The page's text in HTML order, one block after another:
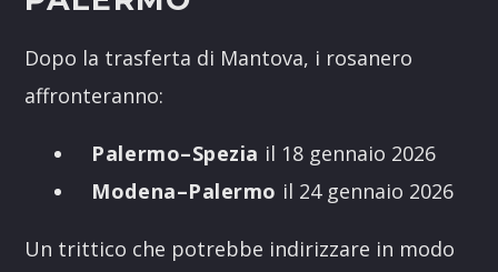
Dopo la trasferta di Mantova, i rosanero
affronteranno:
Palermo–Spezia il 18 gennaio 2026
Modena–Palermo il 24 gennaio 2026
Un trittico che potrebbe indirizzare in modo